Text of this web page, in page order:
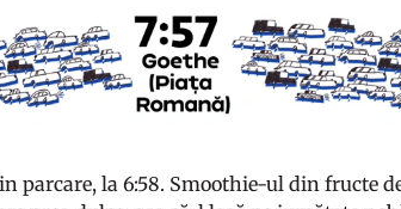
parcare, la 6:58. Smoothie-ul din fructe